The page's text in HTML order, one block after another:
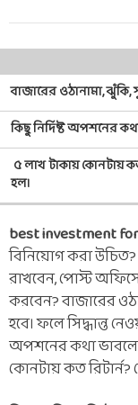
বাজারের ওঠানামা, ঝুঁকি,
কিছু নির্দিষ্ট অপশনের
৫ লাখ টাকায় কোনটায়
হল।
best investment
বিনিয়োগ করা উচিত?
রাখবেন, পোস্ট
করবেন? বাজারের
হবে। ফলে সিদ্ধান্ত
অপশনের কথা ভাবলে
কোনটায় কত রিটার্ন?